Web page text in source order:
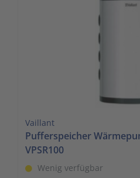
Vaillant
Pufferspeicher
VPSR100
Wenig verfügbar